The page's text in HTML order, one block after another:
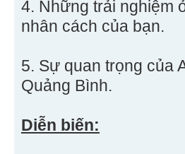
4. Những trải nghiệm
nhân cách của bạn.
5. Sự quan trọng của
Quảng Bình.
Diễn biến: